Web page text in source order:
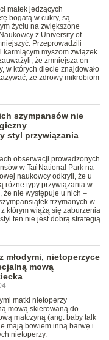
matek jedzących
bogatą w cukry, są
życiu na zwiększone
z University of
Przeprowadzili
myszom związek
że zmniejsza on
w których diecie znajdowało
że zdrowy mikrobiom
szympansów nie
styl przywiązania
obserwacji prowadzonych
w Taï National Park na
naukowcy odkryli, że u
różne typy przywiązania w
że nie występuje u nich –
trzymanych w
którym wiążą się zaburzenia
ten nie jest dobrą strategią
młodymi, nietoperzyce
mową
matki nietoperzy
mową skierowaną do
matczyną (ang. baby talk
mają bowiem inną barwę i
nietoperzy.